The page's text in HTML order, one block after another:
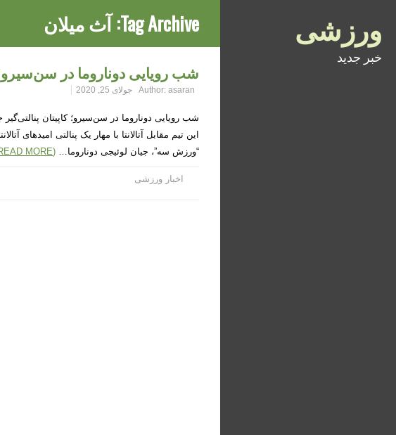
ورزشی
خبر جدید
Tag Archive: آث میلان
شب رویایی دوناروما در سن‌سیرو؛
Author: asaran جولای 25, 2020
شب رویایی دوناروما در سن‌سیرو؛ کاپیتان
این تیم مقابل آتالانتا با مهار یک پنالتی امیدهای
“ورزش سه”، جیان لوئیجی دوناروما… (READ MORE)
اخبار ورزشی